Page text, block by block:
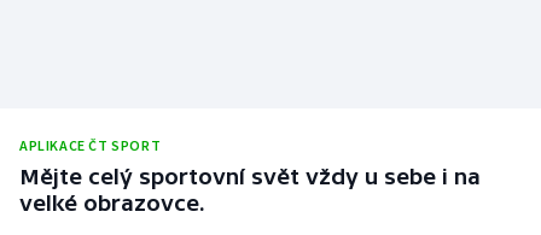
Short track
APLIKACE ČT SPORT
Mějte celý sportovní svět vždy u sebe i na
velké obrazovce.